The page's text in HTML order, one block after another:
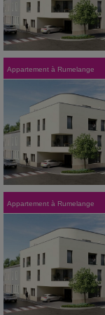
Appartement à Rumelange
Appartement à Rumelange